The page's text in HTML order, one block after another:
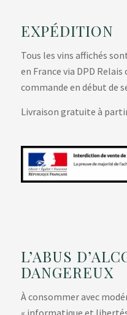
EXPÉDITION
Tous les vins affichés
en France via DPD Relais
commande en début de
Livraison gratuite à
L’ABUS
DANGEREUX
À consommer avec
« informatique et